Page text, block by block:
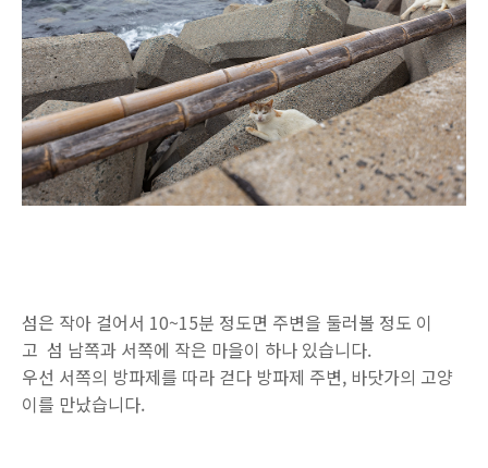
섬은 작아 걸어서 10~15분 정도면 주변을 둘러볼 정도 이
고 섬 남쪽과 서쪽에 작은 마을이 하나 있습니다.
우선 서쪽의 방파제를 따라 걷다 방파제 주변, 바닷가의 고양
이를 만났습니다.